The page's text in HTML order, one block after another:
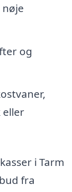
og
eller
i Tarm
fra